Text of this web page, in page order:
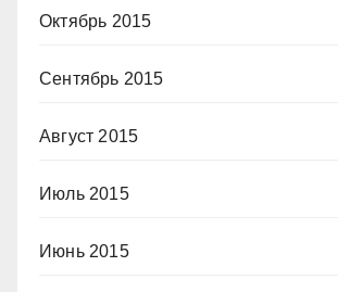
Октябрь 2015
Сентябрь 2015
Август 2015
Июль 2015
Июнь 2015